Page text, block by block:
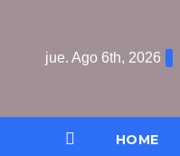
contenido
jue. Ago 6th, 2026
HOME